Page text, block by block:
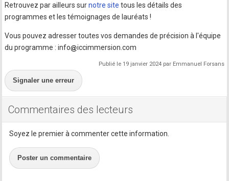
Retrouvez par ailleurs surnotre site tous les détails des
programmes et les témoignages de lauréats !
Vous pouvez adresser toutes vos demandes de précision à l'équipe
du programme : info
iccimmersion.com
Publié le 19 janvier 2024 par Emmanuel Forsans
Signaler une erreur
Commentaires des lecteurs
Soyez le premier à commenter cette information.
Poster un commentaire